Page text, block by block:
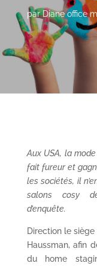
parDiane office
Aux USA, la
fait fureur et
les sociétés, iln’
salons cosy
d’enquête.
Direction le
Haussman, afin
du home